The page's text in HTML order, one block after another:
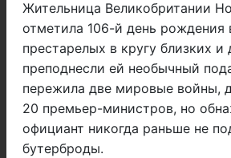
Жительница Великобритании
отметила 106-й день рождения
престарелых в кругу близких и
преподнесли ей необычный
пережила две мировые войны,
20 премьер-министров, но
официант никогда раньше не
бутерброды.